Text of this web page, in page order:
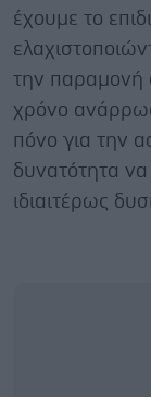
έχουμε το
την παραμονή
χρόνο
πόνο για την
δυνατότητα
ιδιαιτέρως